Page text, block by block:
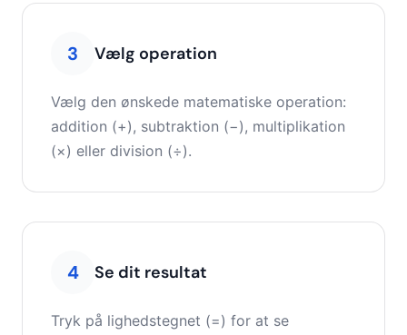
3 Vælg operation
Vælg den ønskede matematiske operation:
addition (+), subtraktion (−), multiplikation
(×) eller division (÷).
4 Se dit resultat
Tryk på lighedstegnet (=) for at se